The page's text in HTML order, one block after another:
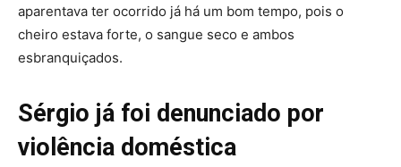
aparentava ter ocorrido já há um bom tempo, pois o
cheiro estava forte, o sangue seco e ambos
esbranquiçados.
Sérgio já foi denunciado por
violência doméstica